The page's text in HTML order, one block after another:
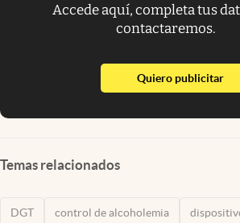
Accede aquí, completa tus
contactaremos.
Quiero publicitar
Temas relacionados
DGT control de alcoholemia